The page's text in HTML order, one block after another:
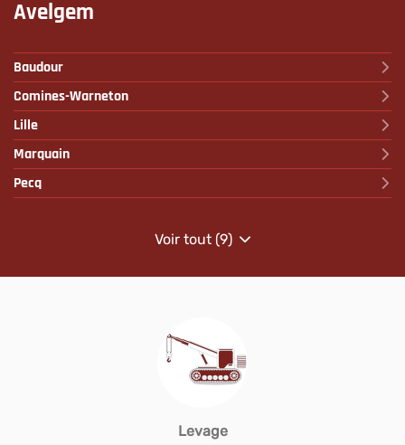
Avelgem
Baudour
Comines-Warneton
Lille
Marquain
Pecq
Voir tout (9)
de
de
MLD/
Groupe
Dufour
Levage